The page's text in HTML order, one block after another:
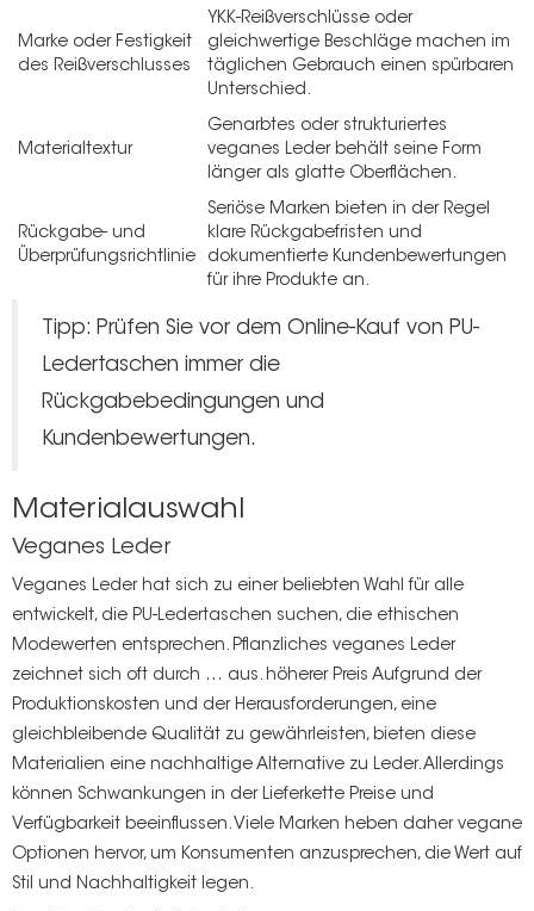
Marke oder Festigkeit
des Reißverschlusses
YKK-Reißverschlüsse oder
gleichwertige Beschläge machen im
täglichen Gebrauch einen spürbaren
Unterschied.
Materialtextur
Genarbtes oder strukturiertes
veganes Leder behält seine Form
länger als glatte Oberflächen.
Rückgabe- und
Überprüfungsrichtlinie
Seriöse Marken bieten in der Regel
klare Rückgabefristen und
dokumentierte Kundenbewertungen
für ihre Produkte an.
Tipp: Prüfen Sie vor dem Online-Kauf von PU-
Ledertaschen immer die
Rückgabebedingungen und
Kundenbewertungen.
Materialauswahl
Veganes Leder
Veganes Leder hat sich zu einer beliebten Wahl für alle
entwickelt, die PU-Ledertaschen suchen, die ethischen
Modewerten entsprechen. Pflanzliches veganes Leder
zeichnet sich oft durch … aus. höherer Preis Aufgrund der
Produktionskosten und der Herausforderungen, eine
gleichbleibende Qualität zu gewährleisten, bieten diese
Materialien eine nachhaltige Alternative zu Leder. Allerdings
können Schwankungen in der Lieferkette Preise und
Verfügbarkeit beeinflussen. Viele Marken heben daher vegane
Optionen hervor, um Konsumenten anzusprechen, die Wert auf
Stil und Nachhaltigkeit legen.